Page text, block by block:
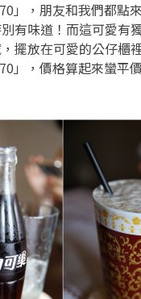
」，朋友和我們都點
有味道！而這可愛有
擺放在可愛的公仔櫃
」，價格算起來蠻平